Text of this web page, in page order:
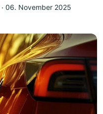
‧ 06. November 2025